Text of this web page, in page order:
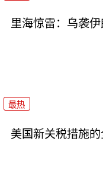
里海惊雷：乌袭
最热
美国新关税措施